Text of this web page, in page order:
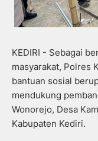
KEDIRI - Sebagai
masyarakat, Polres
bantuan sosial
mendukung
Wonorejo, Desa
Kabupaten Kediri.